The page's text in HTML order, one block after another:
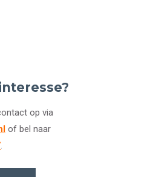
op via
of bel naar
.